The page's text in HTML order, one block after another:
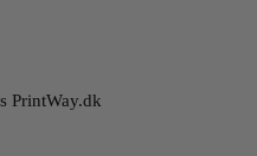
PrintWay.dk